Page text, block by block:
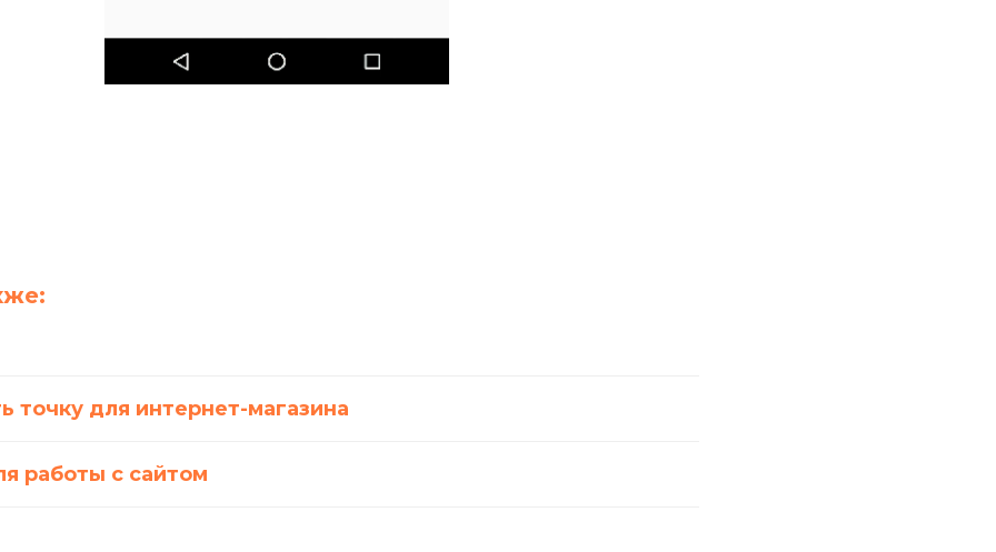
точку для интернет-магазина
работы с сайтом